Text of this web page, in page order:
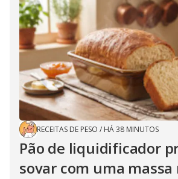
RECEITAS DE PESO / HÁ 38 MINUTOS
Pão de liquidificador
sovar com uma massa